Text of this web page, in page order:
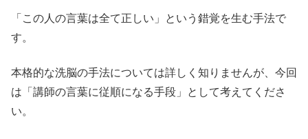
「この人の言葉は全て正しい」という錯覚を生む手法で
す。
本格的な洗脳の手法については詳しく知りませんが、今回
は「講師の言葉に従順になる手段」として考えてくださ
い。